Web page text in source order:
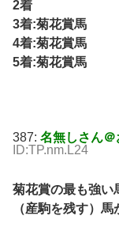
2着
3着:菊花賞馬
4着:菊花賞馬
5着:菊花賞馬
387: 名無しさん＠
ID:TP.nm.L24
菊花賞の最も強い
（産駒を残す）